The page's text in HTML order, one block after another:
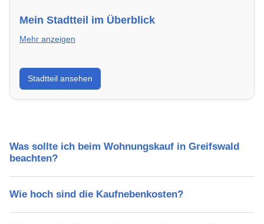
Mein Stadtteil im Überblick
Mehr anzeigen
Erfahre mehr über deinen Stadtteil in Greifswald:
Lebensqualität, Verkehrsanbindung, Schulen,
Freizeitmöglichkeiten und Mietpreise.
Stadtteil ansehen
Was sollte ich beim Wohnungskauf in Greifswald
beachten?
Wie hoch sind die Kaufnebenkosten?